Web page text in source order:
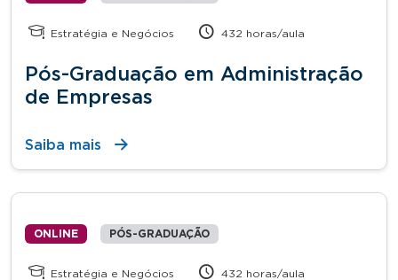
Estratégia e Negócios 432 horas/aula
Pós-Graduação em Administração
de Empresas
Saiba mais
ONLINE PÓS-GRADUAÇÃO
Estratégia e Negócios 432 horas/aula